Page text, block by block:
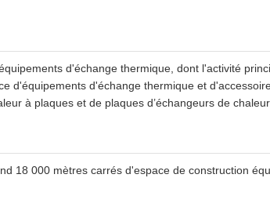
d'échange thermique, dont l'activité
d'équipements d'échange thermique et
à plaques et de plaques d’échangeurs de chaleur.
18 000 mètres carrés d'espace de construction